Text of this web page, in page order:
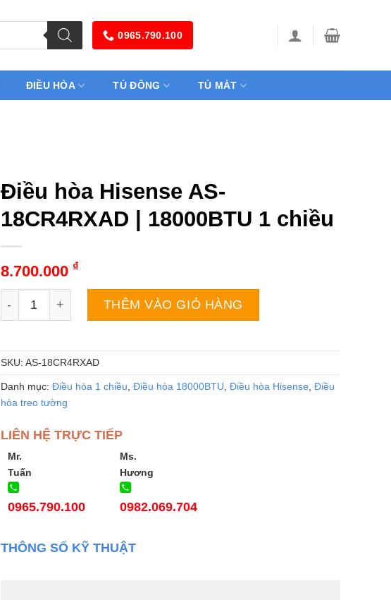
0965.790.100
ĐIỀU HÒA TỦ ĐÔNG TỦ MÁT
Điều hòa Hisense AS-
18CR4RXAD | 18000BTU 1 chiều
8.700.000 ₫
Điều hòa Hisense AS-18CR4RXAD | 18000BTU 1 chiều số lượng
THÊM VÀO GIỎ HÀNG
SKU: AS-18CR4RXAD
Danh mục: Điều hòa 1 chiều Điều hòa 18000BTU Điều hòa Hisense Điều
hòa treo tường
LIÊN HỆ TRỰC TIẾP
Mr.
Tuấn
0965.790.100
Ms.
Hương
0982.069.704
THÔNG SỐ KỸ THUẬT